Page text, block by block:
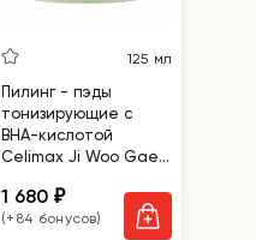
125 мл
Пилинг - пэды
тонизирующие с
BHA-кислотой
Celimax Ji Woo Gae
Peelind Pad
1 680₽
(+84 бонусов)